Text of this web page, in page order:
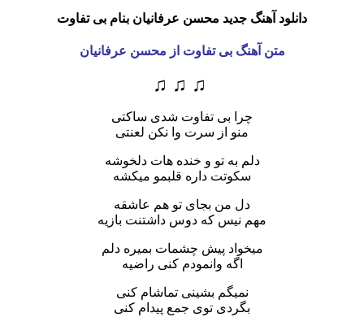
دانلود آهنگ جدید محسن عرفانیان بنام بی تفاوت
متن آهنگ بی تفاوت از محسن عرفانیان
♫ ♫ ♫
چرا بی تفاوت شدی ساکتی
منو از سرت وا نکن لعنتی
دلم به تو و خنده هات دلخوشه
سکوتت داره قلبمو میکشه
دل من بجای تو هم عاشقه
مهم نیس که دوس داشتنت بازیه
میخواد پیش چشمات بمیره دلم
اگه وانمودم کنی راضیه
نمیگم بشینی تماشام کنی
بگردی توی جمع پیدام کنی